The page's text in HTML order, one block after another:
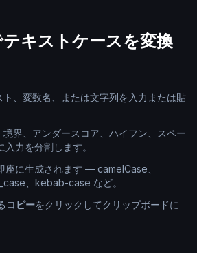
キストケースを変換
ト、変数名、または文字列を入力または貼
界、アンダースコア、ハイフン、スペー
力を分割します。
座に生成されます — camelCase、
、kebab-case など。
コピーをクリックしてクリップボードに